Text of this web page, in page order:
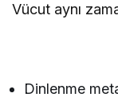
Vücut aynı
Dinlenme